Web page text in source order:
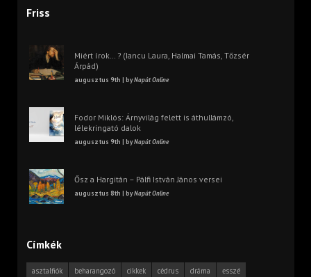
Friss
Miért írok… ? (Iancu Laura, Halmai Tamás, Tőzsér
Árpád)
augusztus 9th | byNapút Online
Fodor Miklós: Árnyvilág felett is áthullámzó,
lélekringató dalok
augusztus 9th | byNapút Online
Ősz a Hargitán – Pálfi István János versei
augusztus 8th | byNapút Online
Címkék
asztalfiók beharangozó cikkek cédrus dráma
esszé